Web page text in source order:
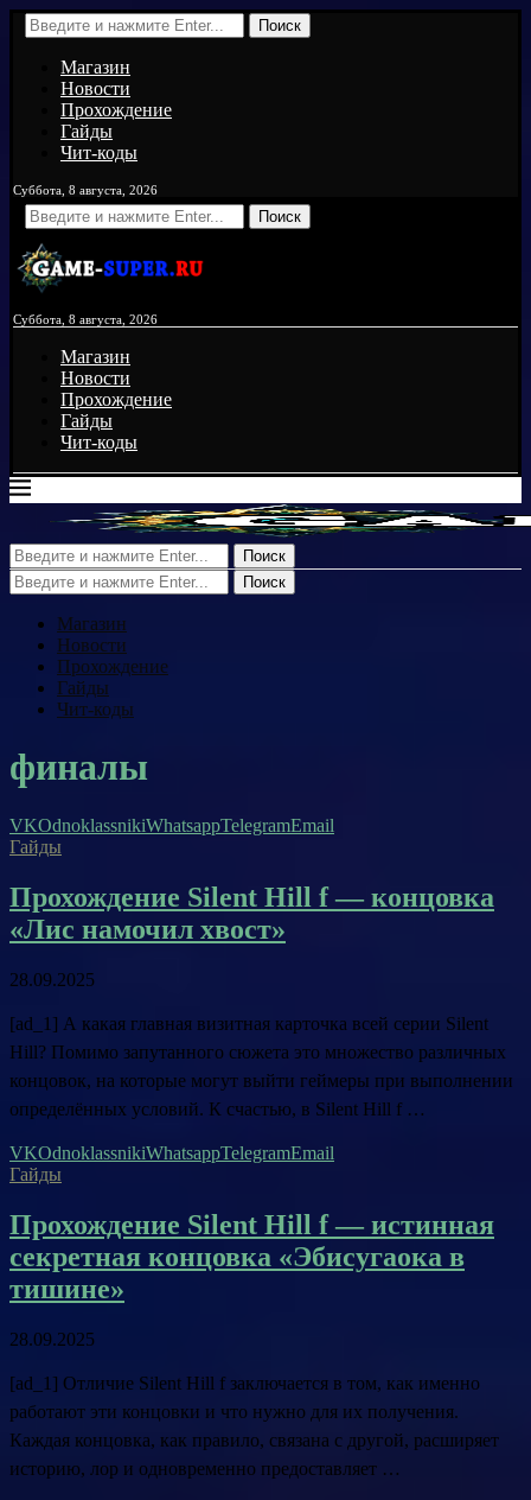
Поиск
Магазин
Новости
Прохождение
Гайды
Чит-коды
Суббота, 8 августа, 2026
Поиск
Суббота, 8 августа, 2026
Магазин
Новости
Прохождение
Гайды
Чит-коды
Поиск
Поиск
Магазин
Новости
Прохождение
Гайды
Чит-коды
финалы
VKOdnoklassnikiWhatsappTelegramEmail
Гайды
Прохождение Silent Hill f — концовка
«Лис намочил хвост»
28.09.2025
[ad_1] А какая главная визитная карточка всей серии Silent
Hill? Помимо запутанного сюжета это множество различных
концовок, на которые могут выйти геймеры при выполнении
определённых условий. К счастью, в Silent Hill f …
VKOdnoklassnikiWhatsappTelegramEmail
Гайды
Прохождение Silent Hill f — истинная
секретная концовка «Эбисугаока в
тишине»
28.09.2025
[ad_1] Отличие Silent Hill f заключается в том, как именно
работают эти концовки и что нужно для их получения.
Каждая концовка, как правило, связана с другой, расширяет
историю, лор и одновременно предоставляет …